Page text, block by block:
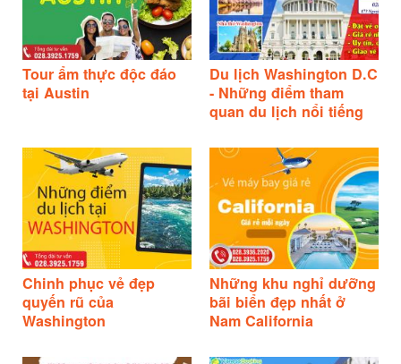
Tour ẩm thực độc đáo
tại Austin
Du lịch Washington D.C
- Những điểm tham
quan du lịch nổi tiếng
Chinh phục vẻ đẹp
quyến rũ của
Washington
Những khu nghỉ dưỡng
bãi biển đẹp nhất ở
Nam California